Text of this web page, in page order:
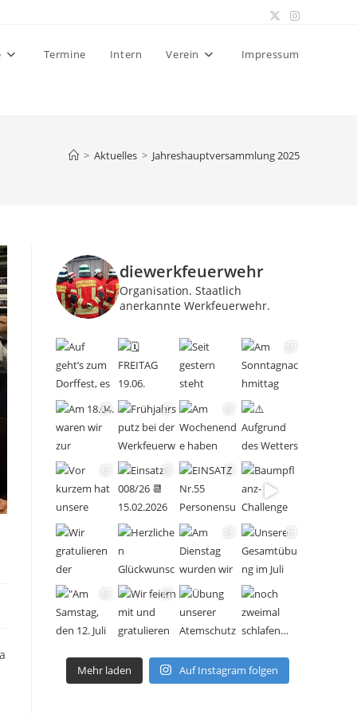
Termine Intern Verein Impressum
> Aktuelles > Jahreshauptversammlung 2025
diewerkfeuerwehr
Organisation. Staatlich
anerkannte Werkfeuerwehr.
Mehr laden Auf Instagram folgen